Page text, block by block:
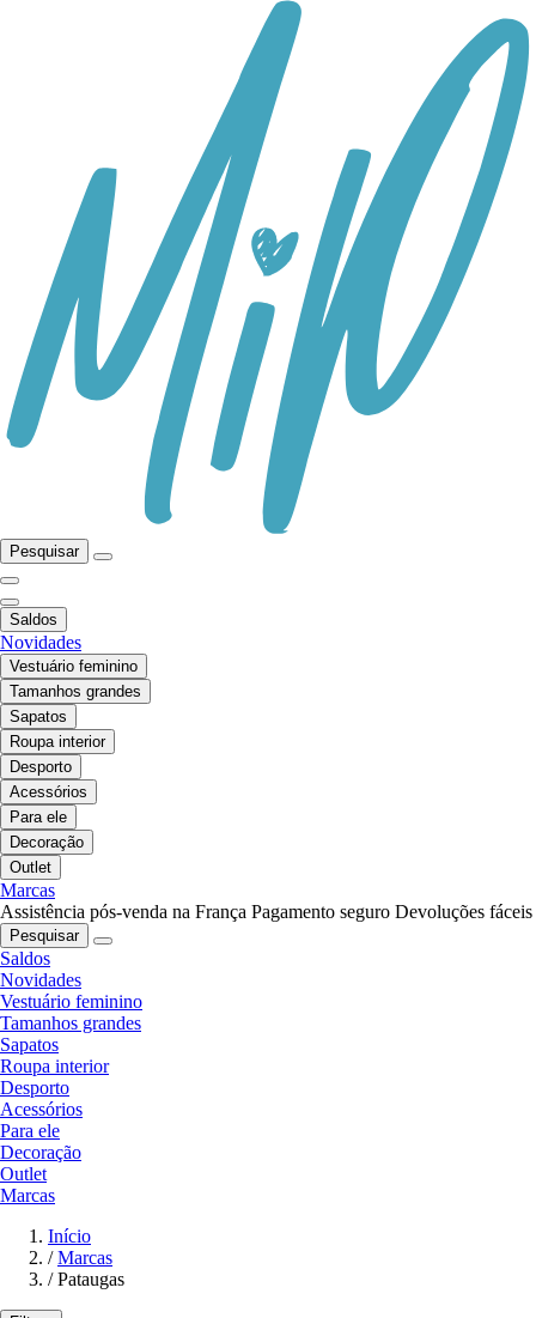
Pesquisar
Saldos
Novidades
Vestuário feminino
Tamanhos grandes
Sapatos
Roupa interior
Desporto
Acessórios
Para ele
Decoração
Outlet
Marcas
Assistência pós-venda na França Pagamento seguro Devoluções fáceis
Pesquisar
Saldos
Novidades
Vestuário feminino
Tamanhos grandes
Sapatos
Roupa interior
Desporto
Acessórios
Para ele
Decoração
Outlet
Marcas
Início
/ Marcas
/ Pataugas